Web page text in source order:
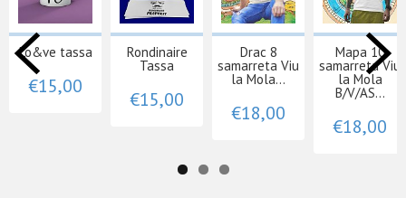
Lo&ve tassa
€15,00
Rondinaire
Tassa
€15,00
Drac 8
samarreta Viu
la Mola...
€18,00
Mapa 10
samarreta Viu
la Mola
B/V/AS...
€18,00